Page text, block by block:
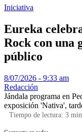
Iniciativa
Eureka
Rock con una
público
8/07/2026 - 9:33 am
Redacción
Jándala programa en
exposición 'Nativa',
Tiempo de lectura: 3 min